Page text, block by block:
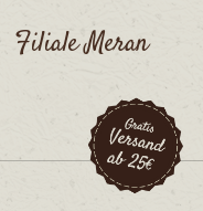
Filiale Meran